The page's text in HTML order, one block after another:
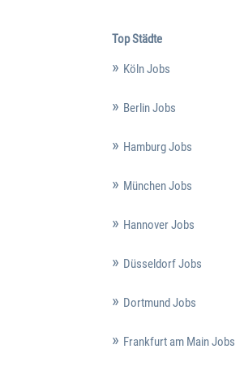
Top Städte
Köln Jobs
Berlin Jobs
Hamburg Jobs
München Jobs
Hannover Jobs
Düsseldorf Jobs
Dortmund Jobs
Frankfurt am Main Jobs